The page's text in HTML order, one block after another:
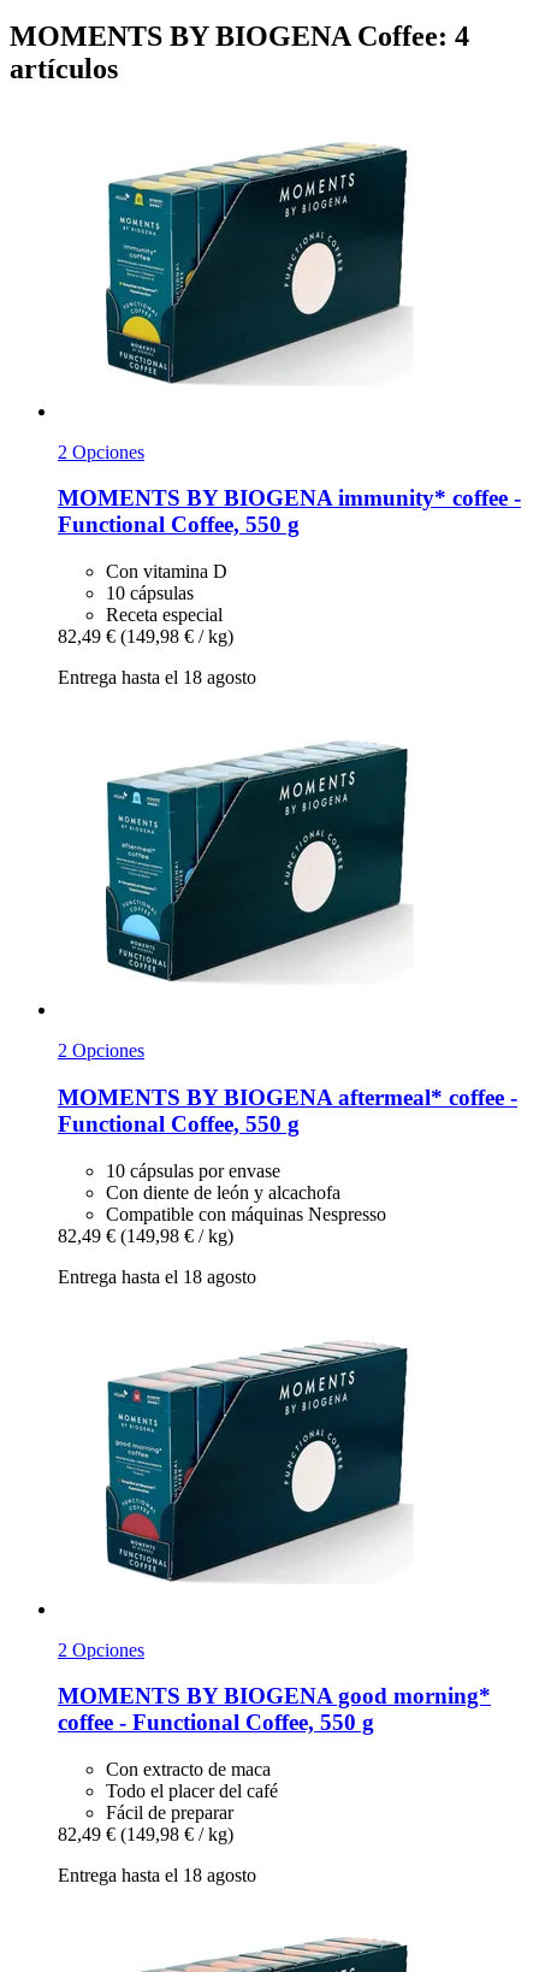
MOMENTS BY BIOGENA Coffee: 4
artículos
2 Opciones
MOMENTS BY BIOGENAimmunity* coffee -​
Functional Coffee, 550 g
Con vitamina D
10 cápsulas
Receta especial
82,49 € (149,98 € / kg)
Entrega hasta el 18 agosto
2 Opciones
MOMENTS BY BIOGENA aftermeal* coffee -​
Functional Coffee, 550 g
10 cápsulas por envase
Con diente de león y alcachofa
Compatible con máquinas Nespresso
82,49 € (149,98 € / kg)
Entrega hasta el 18 agosto
2 Opciones
MOMENTS BY BIOGENAgood morning*
coffee -​ Functional Coffee, 550 g
Con extracto de maca
Todo el placer del café
Fácil de preparar
82,49 € (149,98 € / kg)
Entrega hasta el 18 agosto